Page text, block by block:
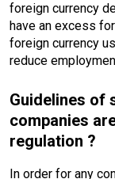
foreign currency
have an excess
foreign currency
reduce
Guidelines of
companies
regulation ?
In order for any